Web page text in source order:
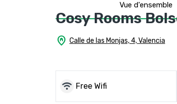
Vue d'ensemble
Cosy Rooms
home_pin Calle de las Monjas, 4, Valencia
wifi Free Wifi